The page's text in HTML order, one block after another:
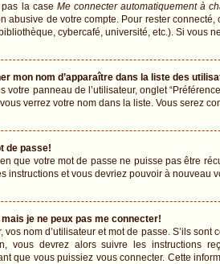
la case Me connecter automatiquement à
abusive de votre compte. Pour rester
cybercafé, université, etc.). Si vous
mon nom d’apparaître dans la liste des
votre panneau de l’utilisateur, onglet
verrez votre nom dans la liste. Vous serez
de passe!
que votre mot de passe ne puisse pas être
instructions et vous devriez pouvoir à nouveau
je ne peux pas me connecter!
vos nom d’utilisateur et mot de passe. S’ils
vous devrez alors suivre les instructions
que vous puissiez vous connecter. Cette